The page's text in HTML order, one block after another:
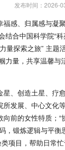
发布时间：2026-
福感、归属感与凝聚
结合中国科学院“
量探索之旅” 主题
力量，共享温馨与
星、创造土星、疗
所发展、中心文化
前的女性特质；“
，锻炼逻辑与平衡
项目，帮助日常